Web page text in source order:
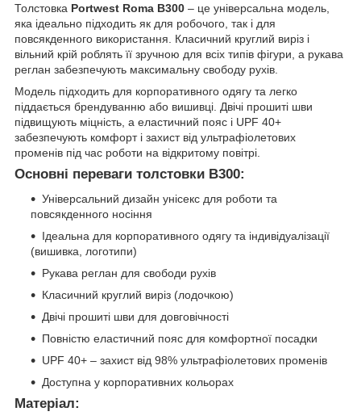
Толстовка Portwest Roma B300 – це універсальна модель,
яка ідеально підходить як для робочого, так і для
повсякденного використання. Класичний круглий виріз і
вільний крій роблять її зручною для всіх типів фігури, а рукава
реглан забезпечують максимальну свободу рухів.
Модель підходить для корпоративного одягу та легко
піддається брендуванню або вишивці. Двічі прошиті шви
підвищують міцність, а еластичний пояс і UPF 40+
забезпечують комфорт і захист від ультрафіолетових
променів під час роботи на відкритому повітрі.
Основні переваги толстовки B300:
Універсальний дизайн унісекс для роботи та
повсякденного носіння
Ідеальна для корпоративного одягу та індивідуалізації
(вишивка, логотипи)
Рукава реглан для свободи рухів
Класичний круглий виріз (лодочкою)
Двічі прошиті шви для довговічності
Повністю еластичний пояс для комфортної посадки
UPF 40+ – захист від 98% ультрафіолетових променів
Доступна у корпоративних кольорах
Матеріал: